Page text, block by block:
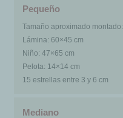
Pequeño
Tamaño aproximado montado:
Lámina: 60×45 cm
Niño: 47×65 cm
Pelota: 14×14 cm
15 estrellas entre 3 y 6 cm
Mediano